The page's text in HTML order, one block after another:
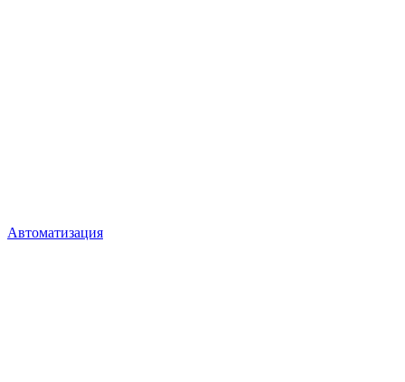
Автоматизация